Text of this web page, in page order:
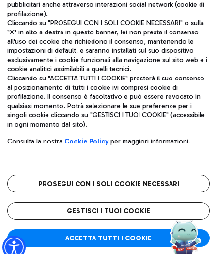
Aeroporti di Roma S.p.A. - Società soggetta a direzione e
coordinamento di Mundys S.p.A.
Codice fiscale e Registro delle Imprese di Roma 13032990155 P.
IVA 06572251004
Capitale sociale 62.224.743,00 int. vers.
Sede legale: Via Pier Paolo Racchetti 1 - 00054 Fiumicino (RM)
telefono +39 06 65951
Privacy policy
Note legali
Roma FCO
L'aeroporto stellato
pubblicitari anche attraverso interazioni social network (cookie di
profilazione).
Cliccando su "PROSEGUI CON I SOLI COOKIE NECESSARI" o sulla
"X" in alto a destra in questo banner, lei non presta il consenso
all'uso dei cookie che richiedono il consenso, mantenendo le
impostazioni di default, e saranno installati sul suo dispositivo
esclusivamente i cookie funzionali alla navigazione sul sito web e i
cookie analitici assimilabili a quelli tecnici.
Cliccando su "ACCETTA TUTTI I COOKIE" presterà il suo consenso
al posizionamento di tutti i cookie ivi compresi cookie di
profilazione. Il consenso è facoltativo e può essere revocato in
qualsiasi momento. Potrà selezionare le sue preferenze per i
singoli cookie cliccando su "GESTISCI I TUOI COOKIE" (accessibile
in ogni momento dal sito).
Consulta la nostra Cookie Policyper maggiori informazioni.
PROSEGUI CON I SOLI COOKIE NECESSARI
GESTISCI I TUOI COOKIE
ACCETTA TUTTI I COOKIE